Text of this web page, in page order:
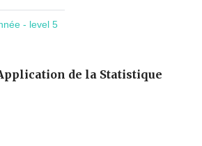
- level 5
de la Statistique